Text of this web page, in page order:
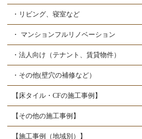
・リビング、寝室など
・ マンションフルリノベーション
・法人向け（テナント、賃貸物件）
・その他(壁穴の補修など）
【床タイル・CFの施工事例】
【その他の施工事例】
【施工事例（地域別）】